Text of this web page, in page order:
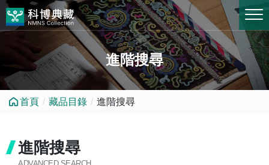
跳到中央內容區塊
進階搜尋
首頁 藏品目錄 進階搜尋
進階搜尋